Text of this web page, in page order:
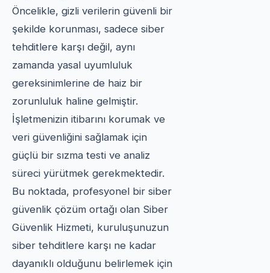
Öncelikle, gizli verilerin güvenli bir
şekilde korunması, sadece siber
tehditlere karşı değil, aynı
zamanda yasal uyumluluk
gereksinimlerine de haiz bir
zorunluluk haline gelmiştir.
İşletmenizin itibarını korumak ve
veri güvenliğini sağlamak için
güçlü bir sızma testi ve analiz
süreci yürütmek gerekmektedir.
Bu noktada, profesyonel bir siber
güvenlik çözüm ortağı olan Siber
Güvenlik Hizmeti, kuruluşunuzun
siber tehditlere karşı ne kadar
dayanıklı olduğunu belirlemek için